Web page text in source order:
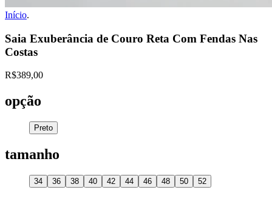
Início.
Saia Exuberância de Couro Reta Com Fendas Nas
Costas
R$389,00
opção
Preto
tamanho
34 36 38 40 42 44 46 48 50 52